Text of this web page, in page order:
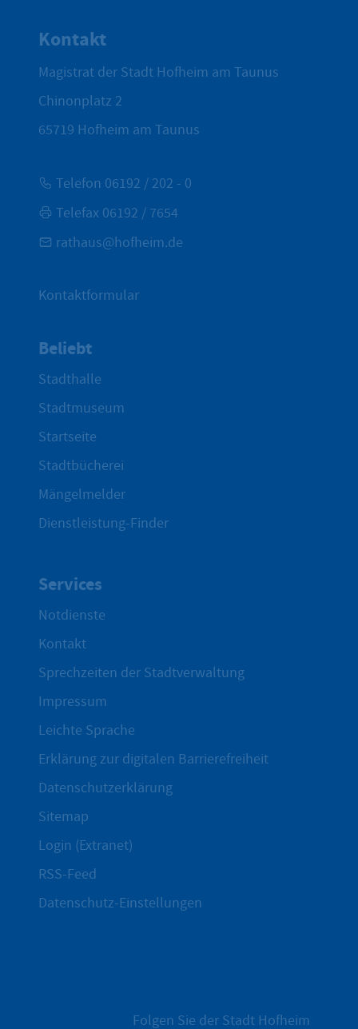
Kontakt
Magistrat der Stadt Hofheim am Taunus
Chinonplatz 2
65719 Hofheim am Taunus
Telefon 06192 / 202 - 0
Telefax 06192 / 7654
rathaus@hofheim.de
Kontaktformular
Beliebt
Stadthalle
Stadtmuseum
Startseite
Stadtbücherei
Mängelmelder
Dienstleistung-Finder
Services
Notdienste
Kontakt
Sprechzeiten der Stadtverwaltung
Impressum
Leichte Sprache
Erklärung zur digitalen Barrierefreiheit
Datenschutzerklärung
Sitemap
Login (Extranet)
RSS-Feed
Datenschutz-Einstellungen
Folgen Sie der Stadt Hofheim